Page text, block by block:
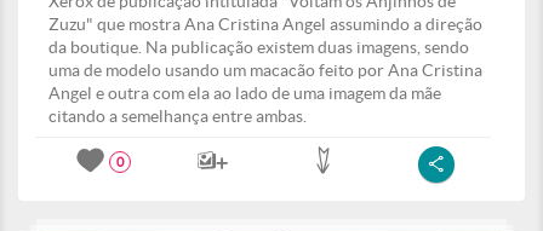
Zuzu" que mostra Ana Cristina Angel assumindo a direção
da boutique. Na publicação existem duas imagens, sendo
uma de modelo usando um macacão feito por Ana Cristina
Angel e outra com ela ao lado de uma imagem da mãe
citando a semelhança entre ambas.
0